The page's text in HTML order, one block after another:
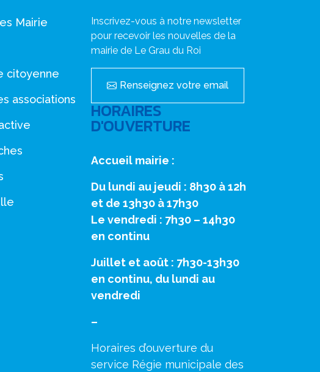
Mairie
citoyenne
associations
Inscrivez-vous à notre newsletter
pour recevoir les nouvelles de la
mairie de Le Grau du Roi
Renseignez votre email
HORAIRES
D'OUVERTURE
Accueil mairie :
Du lundi au jeudi : 8h30 à 12h
et de 13h30 à 17h30
Le vendredi : 7h30 – 14h30
en continu
Juillet et août : 7h30-13h30
en continu, du lundi au
vendredi
–
Horaires d’ouverture du
service Régie municipale des